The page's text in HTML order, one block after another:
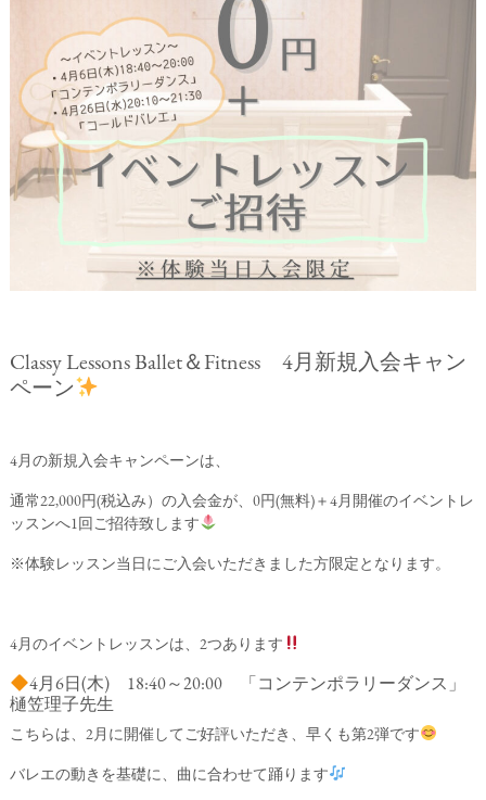
Classy Lessons Ballet＆Fitness 4月新規入会キャン
ペーン
4月の新規入会キャンペーンは、
通常22,000円(税込み）の入会金が、0円(無料)＋4月開催のイベントレ
ッスンへ1回ご招待致します
※体験レッスン当日にご入会いただきました方限定となります。
4月のイベントレッスンは、2つあります
4月6日(木) 18:40～20:00 「コンテンポラリーダンス」
樋笠理子先生
こちらは、2月に開催してご好評いただき、早くも第2弾です
バレエの動きを基礎に、曲に合わせて踊ります